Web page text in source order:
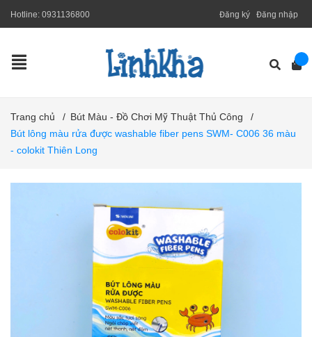
Hotline: 0931136800 Đăng ký Đăng nhập
Trang chủ / Bút Màu - Đồ Chơi Mỹ Thuật Thủ Công
/
Bút lông màu rửa được washable fiber pens SWM- C006 36 màu
- colokit Thiên Long